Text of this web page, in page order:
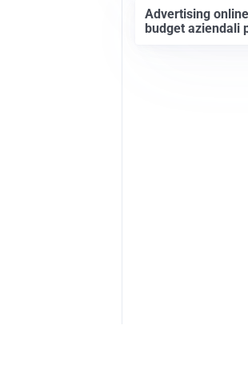
Advertising
budget aziendali